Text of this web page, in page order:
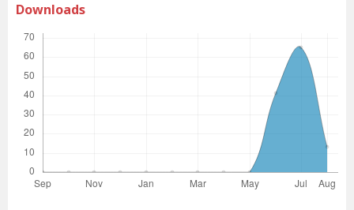
Downloads